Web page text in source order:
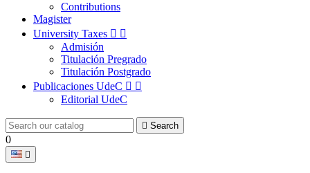
Contributions
Magister
University Taxes  
Admisión
Titulación Pregrado
Titulación Postgrado
Publicaciones UdeC  
Editorial UdeC
 Search
0
